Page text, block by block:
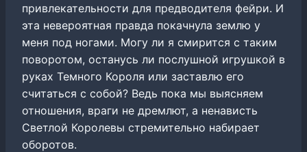
привлекательности для предводителя фейри. И
эта невероятная правда покачнула землю у
меня под ногами. Могу ли я смирится с таким
поворотом, останусь ли послушной игрушкой в
руках Темного Короля или заставлю его
считаться с собой? Ведь пока мы выясняем
отношения, враги не дремлют, а ненависть
Светлой Королевы стремительно набирает
оборотов.